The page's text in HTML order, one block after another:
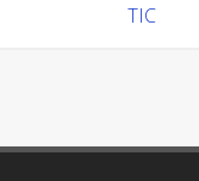
TIC